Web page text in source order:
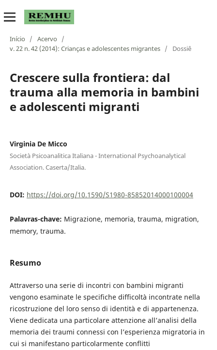
Início / Acervo
/
v. 22 n. 42 (2014): Crianças e adolescentes migrantes / Dossiê
Crescere sulla frontiera: dal
trauma alla memoria in bambini
e adolescenti migranti
Virginia De Micco
Società Psicoanalitica Italiana - International Psychoanalytical
Association. Caserta/Italia.
DOI: https://doi.org/10.1590/S1980-85852014000100004
Palavras-chave: Migrazione, memoria, trauma, migration,
memory, trauma.
Resumo
Attraverso una serie di incontri con bambini migranti
vengono esaminate le specifiche difficoltà incontrate nella
ricostruzione del loro senso di identità e di appartenenza.
Viene dedicata una particolare attenzione all’analisi della
memoria dei traumi connessi con l’esperienza migratoria in
cui si manifestano particolarmente conflitti